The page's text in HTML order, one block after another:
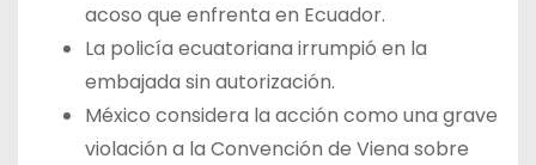
acoso que enfrenta en Ecuador.
La policía ecuatoriana irrumpió en la
embajada sin autorización.
México considera la acción como una grave
violación a la Convención de Viena sobre